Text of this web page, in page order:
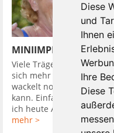
Diese
und
Ihnen
Ihre
Diese
MINIIMPLANTATE
Viele Träger von
sich mehr Halt. Einen
wackelt noch drückt.
kann. Einfach so wie
ich heute Appetit? und ...
mehr >